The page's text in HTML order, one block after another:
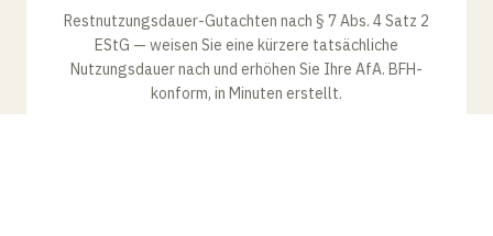
Restnutzungsdauer-Gutachten nach § 7 Abs. 4 Satz 2
EStG — weisen Sie eine kürzere tatsächliche
Nutzungsdauer nach und erhöhen Sie Ihre AfA. BFH-
konform, in Minuten erstellt.